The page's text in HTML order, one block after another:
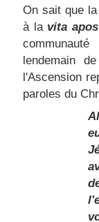
On sait que
à la vita
lendemain
l'Ascension
paroles du